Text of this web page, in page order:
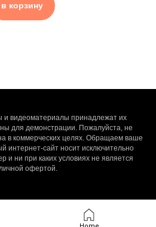
в корзину
и видеоматериалы принадлежат их
для демонстрации. Пожалуйста, не
в коммерческих целях. Обращаем ваше
интернет-сайт носит исключительно
и ни при каких условиях не является
офертой.